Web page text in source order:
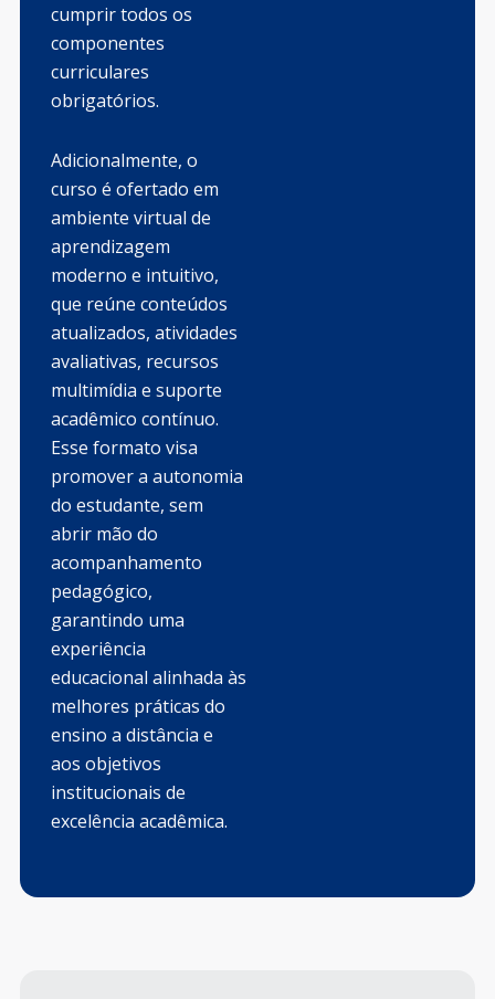
cumprir todos os
componentes
curriculares
obrigatórios.
Adicionalmente, o
curso é ofertado em
ambiente virtual de
aprendizagem
moderno e intuitivo,
que reúne conteúdos
atualizados, atividades
avaliativas, recursos
multimídia e suporte
acadêmico contínuo.
Esse formato visa
promover a autonomia
do estudante, sem
abrir mão do
acompanhamento
pedagógico,
garantindo uma
experiência
educacional alinhada às
melhores práticas do
ensino a distância e
aos objetivos
institucionais de
excelência acadêmica.